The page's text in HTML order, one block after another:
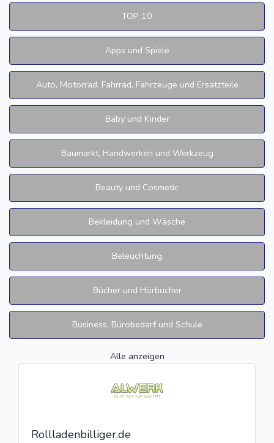
TOP 10
Apps und Spiele
Auto, Motorrad, Fahrrad, Fahrzeuge und Ersatzteile
Baby und Kinder
Baumarkt, Handwerken und Werkzeug
Beauty und Cosmetic
Bekleidung und Wäsche
Beleuchtung
Bücher und Hörbucher
Business, Bürobedarf und Schule
Alle anzeigen
Rollladenbilliger.de